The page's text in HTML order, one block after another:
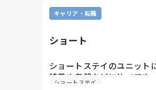
か？
と利用者さんのニーズをア
なと思います。
族、事業所とすり合わせを
キャリア・転職
ショート
ショートステイのユニット
ショートステイ